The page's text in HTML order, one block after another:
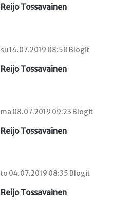
Reijo Tossavainen
su 14.07.2019 08:50 Blogit
Reijo Tossavainen
ma 08.07.2019 09:23 Blogit
Reijo Tossavainen
to 04.07.2019 08:35 Blogit
Reijo Tossavainen